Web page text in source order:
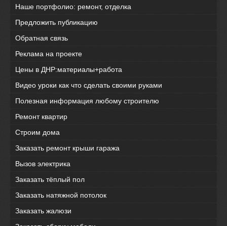
Наше портфолио: ремонт, отделка
Предложить публикацию
Обратная связь
Реклама на проекте
Цены в ДНР:материалы+работа
Видео уроки как что сделать своими руками
Полезная информация любому строителю
Ремонт квартир
Строим дома
Заказать ремонт крыши гаража
Вызов электрика
Заказать тёплый пол
Заказать натяжной потолок
Заказать жалюзи